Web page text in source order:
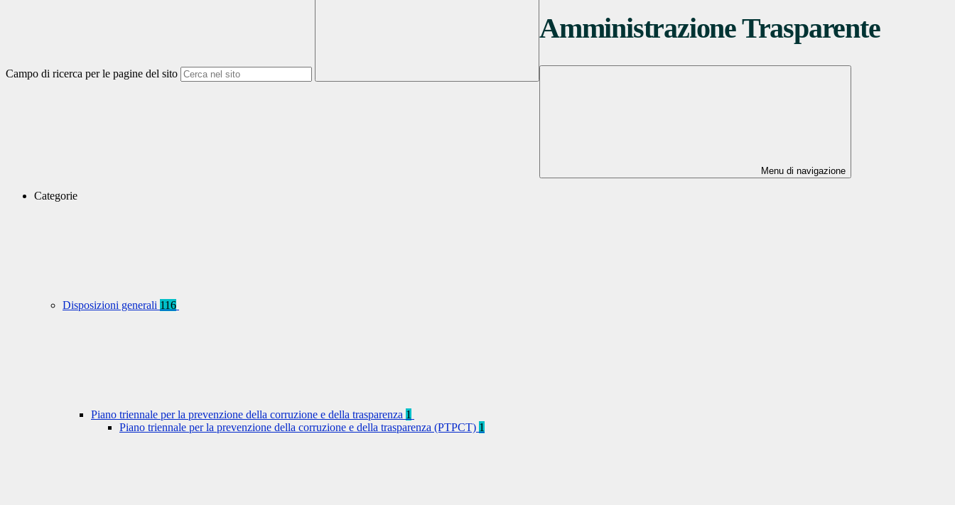
Campo di ricerca per le pagine del sito
Amministrazione Trasparente
Menu di navigazione
Categorie
Disposizioni generali 116
Piano triennale per la prevenzione della corruzione e della trasparenza 1
Piano triennale per la prevenzione della corruzione e della trasparenza (PTPCT) 1